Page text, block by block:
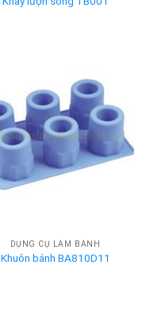
DỤNG CỤ LÀM BÁNH
Khuôn bánh BA810D11